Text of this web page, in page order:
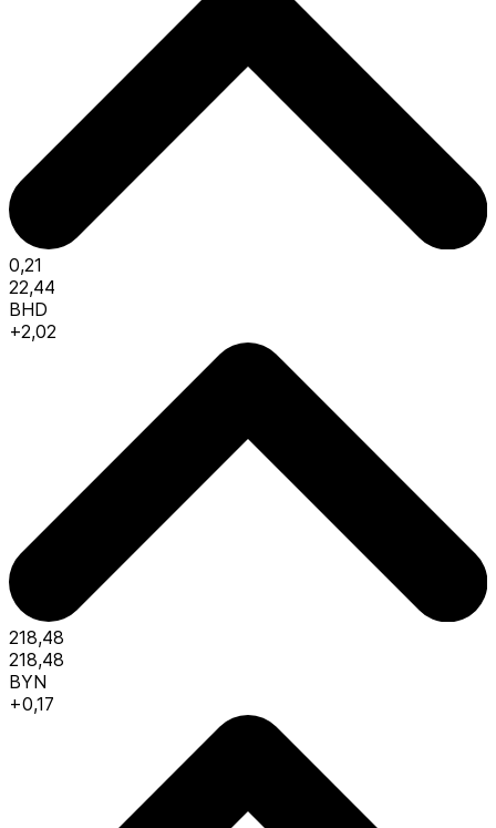
0,21
22,44
BHD
+2,02
218,48
218,48
BYN
+0,17